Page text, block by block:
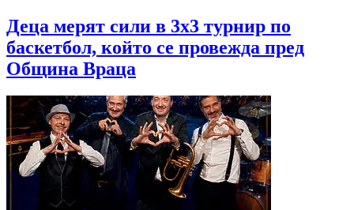
Деца мерят сили в 3х3 турнир по
баскетбол, който се провежда пред
Община Враца